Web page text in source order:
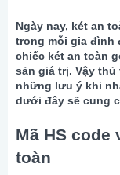
Ngày nay, két an
trong mỗi gia đình
chiếc két an toàn
sản giá trị. Vậy
những lưu ý khi
dưới đây sẽ cung
Mã HS code
toàn